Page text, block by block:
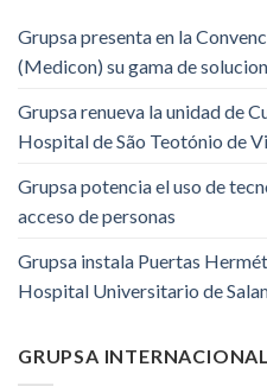
Grupsa presenta en la
(Medicon) su gama de
Grupsa renueva la unidad de
Hospital de São Teotónio de
Grupsa potencia el uso de
acceso de personas
Grupsa instala Puertas
Hospital Universitario de
GRUPSA INTERNACIONAL